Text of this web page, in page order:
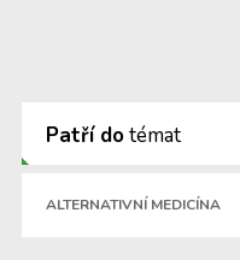
Patří dotémat
ALTERNATIVNÍ MEDICÍNA